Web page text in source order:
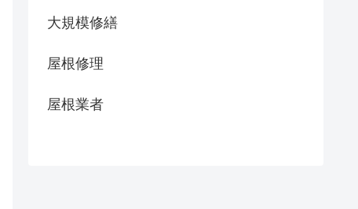
大規模修繕
屋根修理
屋根業者